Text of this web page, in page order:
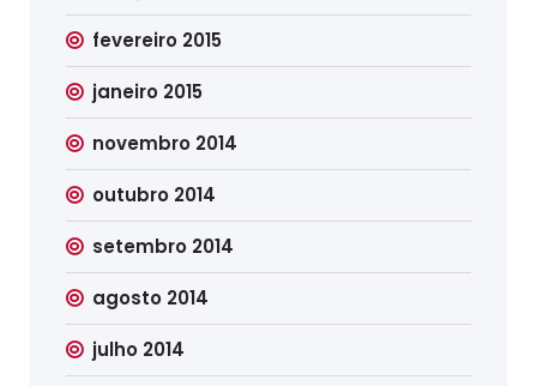
fevereiro 2015
janeiro 2015
novembro 2014
outubro 2014
setembro 2014
agosto 2014
julho 2014